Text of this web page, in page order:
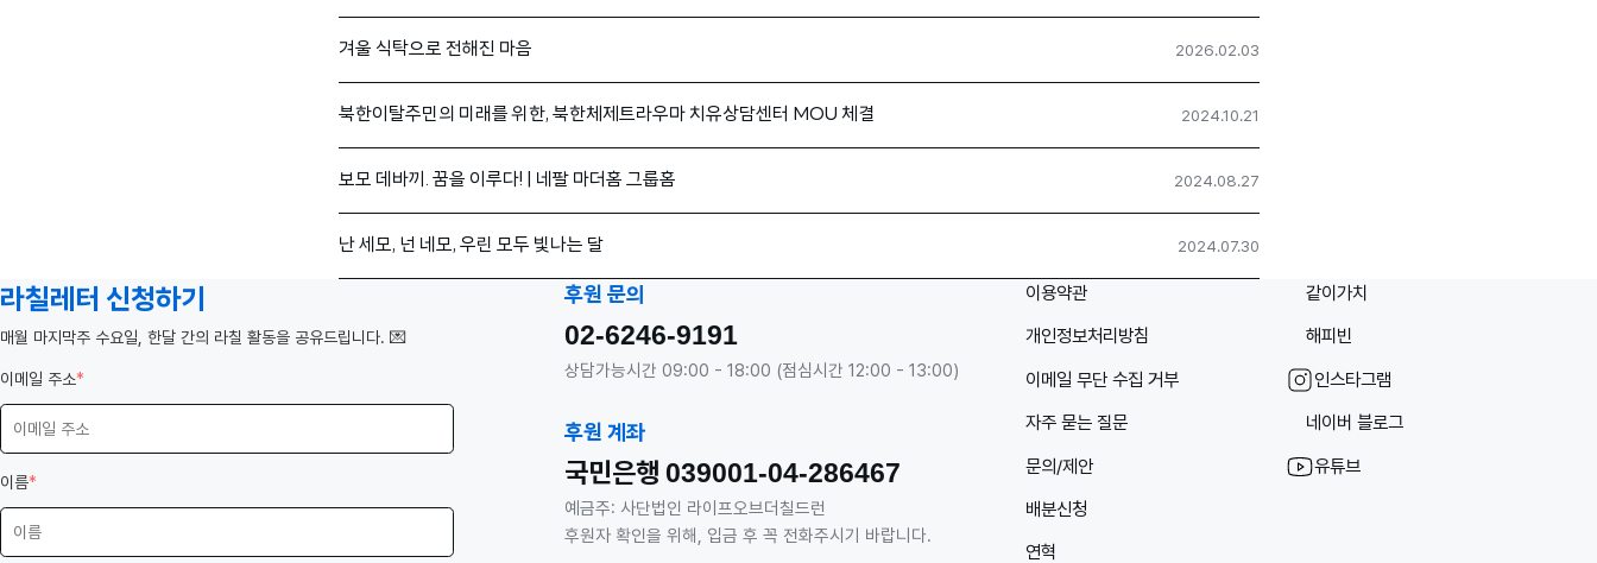
겨울 식탁으로 전해진 마음 2026.02.03
북한이탈주민의 미래를 위한, 북한체제트라우마 치유상담센터 MOU 체결 2024.10.21
보모 데바끼. 꿈을 이루다! | 네팔 마더홈 그룹홈 2024.08.27
난 세모, 넌 네모, 우린 모두 빛나는 달 2024.07.30
라칠레터 신청하기
️매월 마지막주 수요일, 한달 간의 라칠 활동을 공유드립니다. 💌
이메일 주소*
이름*
후원 문의
02-6246-9191
상담가능시간 09:00 - 18:00 (점심시간 12:00 - 13:00)
후원 계좌
국민은행 039001-04-286467
예금주: 사단법인 라이프오브더칠드런
후원자 확인을 위해, 입금 후 꼭 전화주시기 바랍니다.
이용약관
개인정보처리방침
이메일 무단 수집 거부
자주 묻는 질문
문의/제안
배분신청
연혁
같이가치
해피빈
인스타그램
네이버 블로그
유튜브